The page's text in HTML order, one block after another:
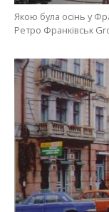
Якою була осінь у
Ретро Франківськ